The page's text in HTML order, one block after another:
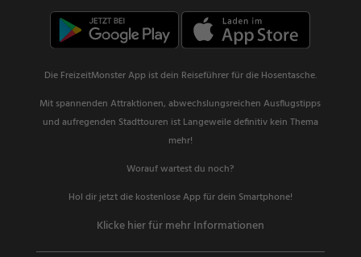
Die FreizeitMonster App ist dein Reiseführer für die Hosentasche.
Mit spannenden Attraktionen, abwechslungsreichen Ausflugstipps
und aufregenden Stadttouren ist Langeweile definitiv kein Thema
mehr!
Worauf wartest du noch?
Hol dir jetzt die kostenlose App für dein Smartphone!
Klicke hier für mehr Informationen